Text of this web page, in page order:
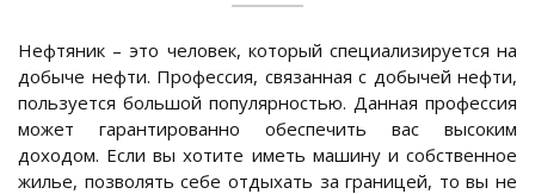
Нефтяник – это человек, который специализируется на
добыче нефти. Профессия, связанная с добычей нефти,
пользуется большой популярностью. Данная профессия
может гарантированно обеспечить вас высоким
доходом. Если вы хотите иметь машину и собственное
жилье, позволять себе отдыхать за границей, то вы не